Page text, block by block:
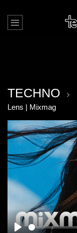
TECHNO
Lens | Mixmag